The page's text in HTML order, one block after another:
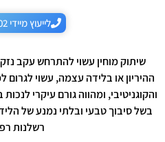
לייעוץ מיידי 03-6950402
שיתוק מוחין עשוי להתרחש עקב
ההיריון או בלידה עצמה, עשוי לגרום
והקוגניטיבי, ומהווה גורם עיקרי
בשל סיבוך טבעי ובלתי נמנע של
רשלנות